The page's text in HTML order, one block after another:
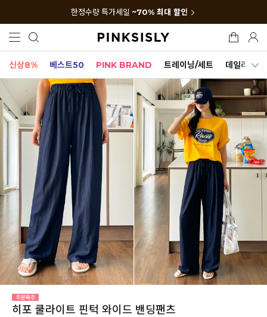
한정수량 특가세일 ~70% 최대 할인
신상8% 베스트50 PINK BRAND 트레이닝/세트 데일리세트
히포 쿨라이트 핀턱 와이드 밴딩팬츠